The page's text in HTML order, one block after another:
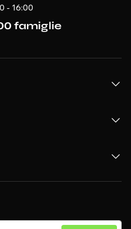
- 16:00
famiglie